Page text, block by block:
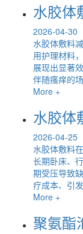
水胶体
2026-04-30
水胶体敷料
用护理材料
展现出显著
伴随瘙痒的
More +
水胶体
2026-04-25
水胶体敷料
长期卧床、
期受压导致
疗成本、引
More +
聚氨酯